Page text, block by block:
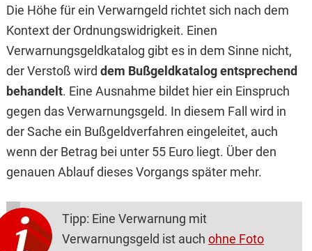
Die Höhe für ein Verwarngeld richtet sich nach dem
Kontext der Ordnungswidrigkeit. Einen
Verwarnungsgeldkatalog gibt es in dem Sinne nicht,
der Verstoß wird dem Bußgeldkatalog entsprechend
behandelt. Eine Ausnahme bildet hier ein Einspruch
gegen das Verwarnungsgeld. In diesem Fall wird in
der Sache ein Bußgeldverfahren eingeleitet, auch
wenn der Betrag bei unter 55 Euro liegt. Über den
genauen Ablauf dieses Vorgangs später mehr.
Tipp: Eine Verwarnung mit
Verwarnungsgeld ist auch ohne Foto